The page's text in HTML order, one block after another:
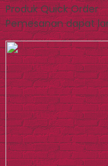
Produk Quick Order
Pemesanan dapat